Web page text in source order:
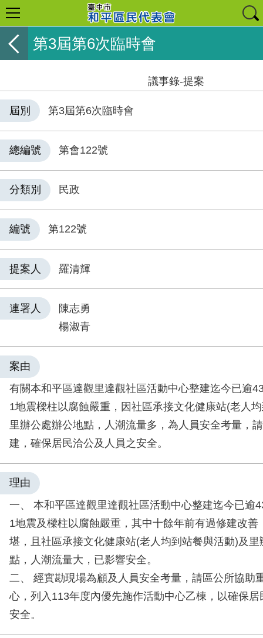
第3屆第6次臨時會
議事錄-提案
屆別 第3屆第6次臨時會
總編號 第會122號
分類別 民政
編號 第122號
提案人 羅清輝
連署人
陳志勇
楊淑青
案由
有關本和平區達觀里達觀社區活動中心整建迄今已逾
1地震樑柱以腐蝕嚴重，因社區承接文化健康站(老人
里辦公處辦公地點，人潮流量多，為人員安全考量，
建，確保居民洽公及人員之安全。
理由
一、 本和平區達觀里達觀社區活動中心整建迄今已逾
1地震及樑柱以腐蝕嚴重，其中十餘年前有過修建改善
堪，且社區承接文化健康站(老人均到站餐與活動)及里
點，人潮流量大，已影響安全。
二、 經實勘現場為顧及人員安全考量，請區公所協助
心，列入113年度內優先施作活動中心乙棟，以確保
安全。